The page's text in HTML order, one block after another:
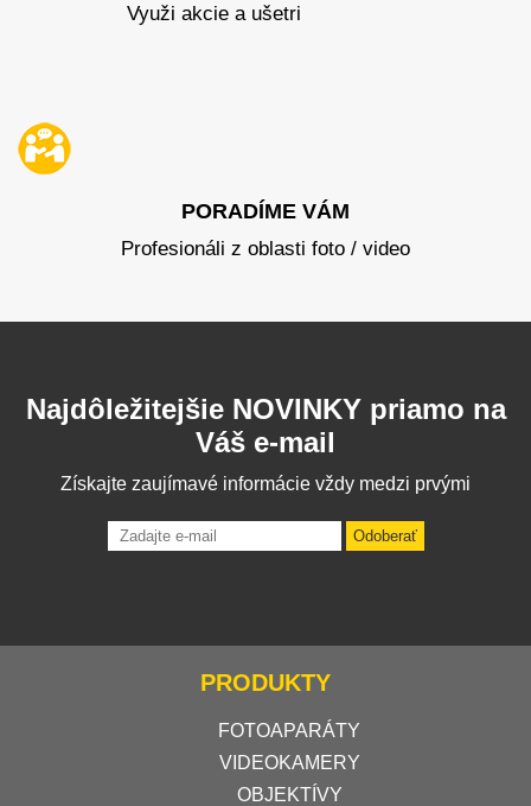
Využi akcie a ušetri
PORADÍME VÁM
Profesionáli z oblasti foto / video
Najdôležitejšie NOVINKY priamo na
Váš e-mail
Získajte zaujímavé informácie vždy medzi prvými
Odoberať
PRODUKTY
FOTOAPARÁTY
VIDEOKAMERY
OBJEKTÍVY